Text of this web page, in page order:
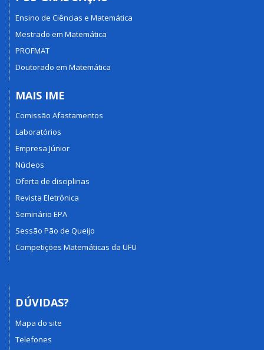
Ensino de Ciências e Matemática
Mestrado em Matemática
PROFMAT
Doutorado em Matemática
MAIS IME
Comissão Afastamentos
Laboratórios
Empresa Júnior
Núcleos
Oferta de disciplinas
Revista Eletrônica
Seminário EPA
Sessão Pão de Queijo
Competições Matemáticas da UFU
DÚVIDAS?
Mapa do site
Telefones